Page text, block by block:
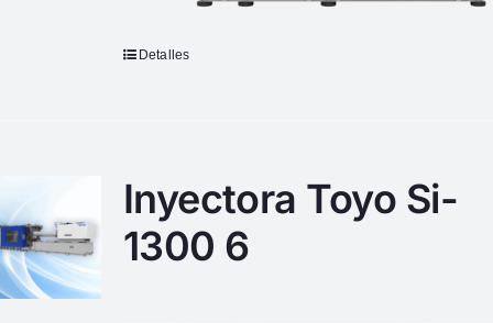
Detalles
Inyectora Toyo Si-
1300 6